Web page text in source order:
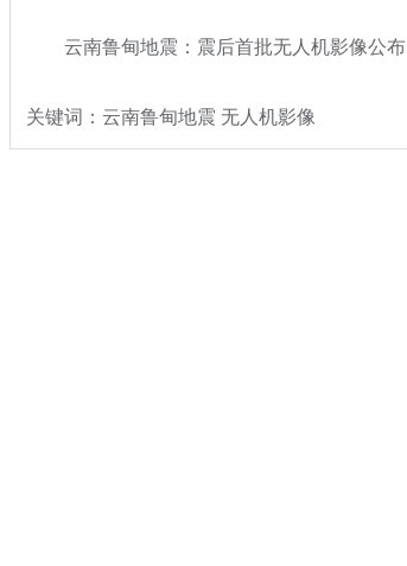
云南鲁甸地震：震后首批无人机影像公布
关键词：云南鲁甸地震 无人机影像